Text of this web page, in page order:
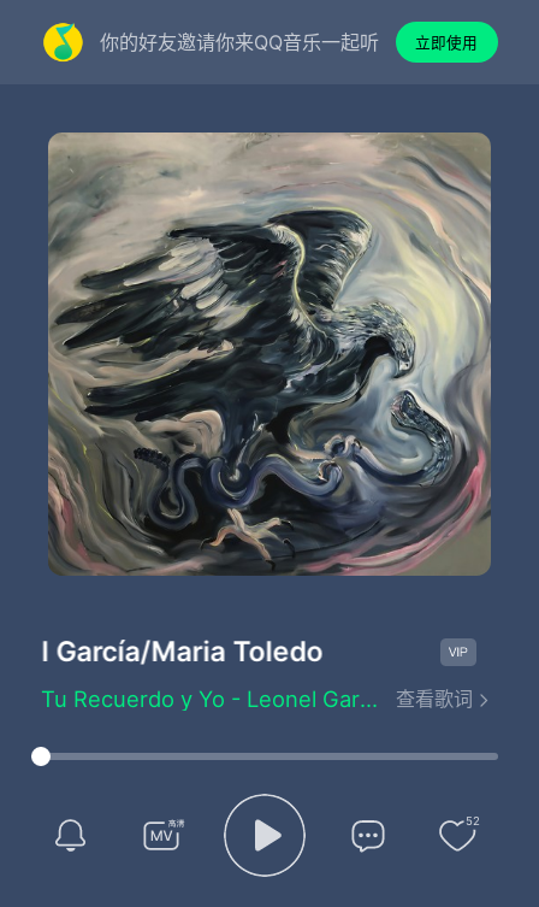
你的好友邀请你来QQ音乐一起听 立即使用
García/Maria Toledo Tu
Tu Recuerdo y Yo - Leonel García/Maria Toledo
Composed by：José Alfredo Jiménez
Estoy en el rincón de una cantina
Oyendo una canción que yo pedí
Me están sirviendo ahorita mi tequila
Ya va mi pensamiento rumbo a ti
查看歌词
52